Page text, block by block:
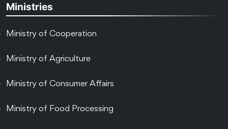
Ministries
Ministry of Cooperation
Ministry of Agriculture
Ministry of Consumer Affairs
Ministry of Food Processing